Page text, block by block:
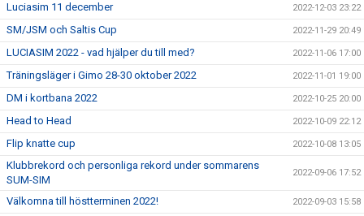
Luciasim 11 december 2022-12-03 23:22
SM/JSM och Saltis Cup 2022-11-29 20:49
LUCIASIM 2022 - vad hjälper du till med? 2022-11-06 17:00
Träningsläger i Gimo 28-30 oktober 2022 2022-11-01 19:00
DM i kortbana 2022 2022-10-25 20:00
Head to Head 2022-10-09 22:12
Flip knatte cup 2022-10-08 13:05
Klubbrekord och personliga rekord under sommarens
SUM-SIM
2022-09-06 17:52
Välkomna till höstterminen 2022! 2022-09-03 15:58